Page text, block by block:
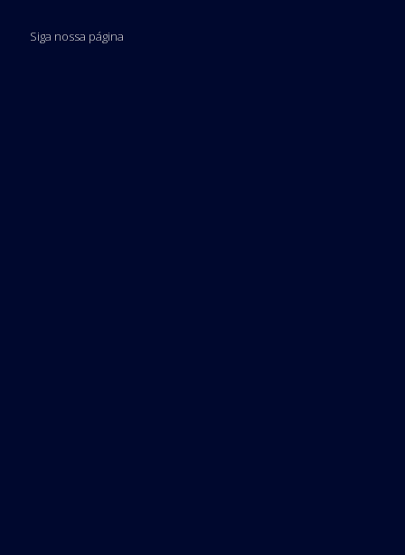
Siga nossa página